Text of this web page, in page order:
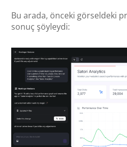
Bu arada, önceki görseldeki
sonuç şöyleydi: